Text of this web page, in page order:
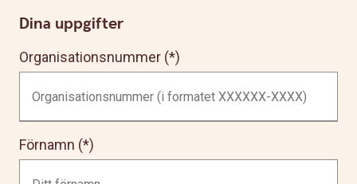
Dina uppgifter
Organisationsnummer
Förnamn